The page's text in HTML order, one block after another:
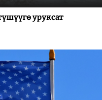
уруксат